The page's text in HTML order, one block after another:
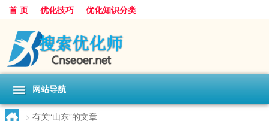
首 页 优化技巧 优化知识分类
网站导航
> 有关“山东”的文章